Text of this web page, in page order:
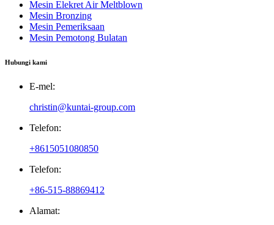
Mesin Elekret Air Meltblown
Mesin Bronzing
Mesin Pemeriksaan
Mesin Pemotong Bulatan
Hubungi kami
E-mel:
christin@kuntai-group.com
Telefon:
+8615051080850
Telefon:
+86-515-88869412
Alamat: